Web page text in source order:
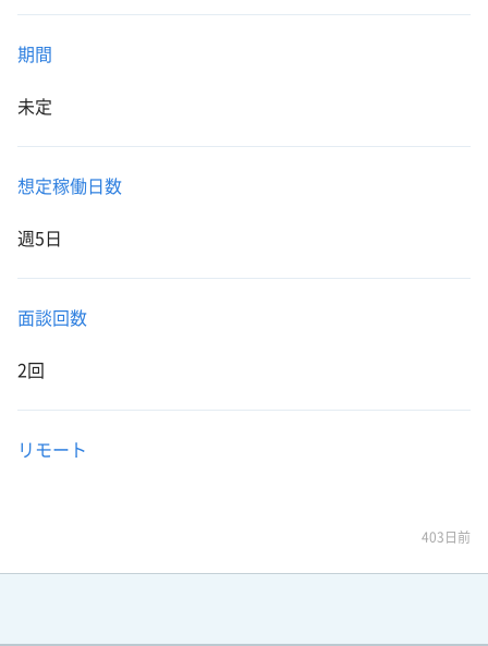
期間
未定
想定稼働日数
週5日
面談回数
2回
リモート
403日前